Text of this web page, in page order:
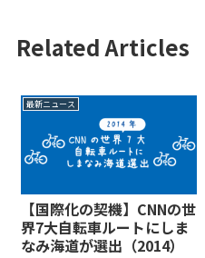
Related Articles
最新ニュース
【国際化の契機】CNNの世
界7大自転車ルートにしま
なみ海道が選出（2014）